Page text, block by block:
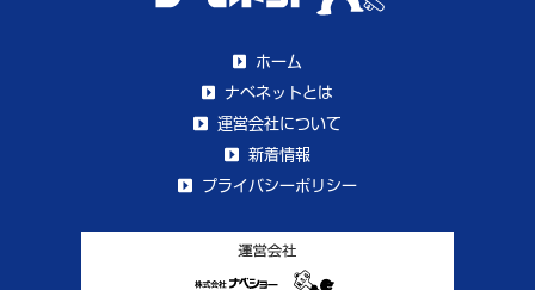
ホーム
ナベネットとは
運営会社について
新着情報
プライバシーポリシー